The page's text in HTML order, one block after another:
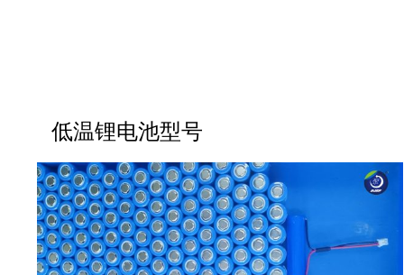
低温锂电池型号